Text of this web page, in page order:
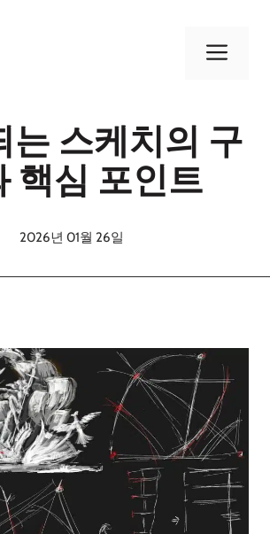
메
는 스케치의 구
핵심 포인트
2026년 01월 26일